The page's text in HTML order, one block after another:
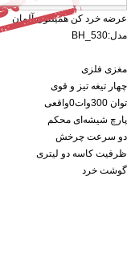
عرضه خرد کن همیلتون آلمان
مدل:BH_530
مغزی فلزی
چهار تیغه تیز و قوی
توان 300وات0واقعی
پارچ شیشەای محکم
دو سرعت چرخش
ظرفیت کاسه دو لیتری
گوشت خرد